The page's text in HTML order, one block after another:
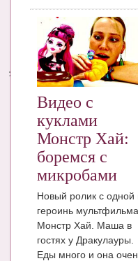
Видео с
куклами
Монстр Хай:
боремся с
микробами
Новый ролик с одной
героинь мультфильма
Монстр Хай. Маша в
гостях у Дракулауры.
Еды много и она